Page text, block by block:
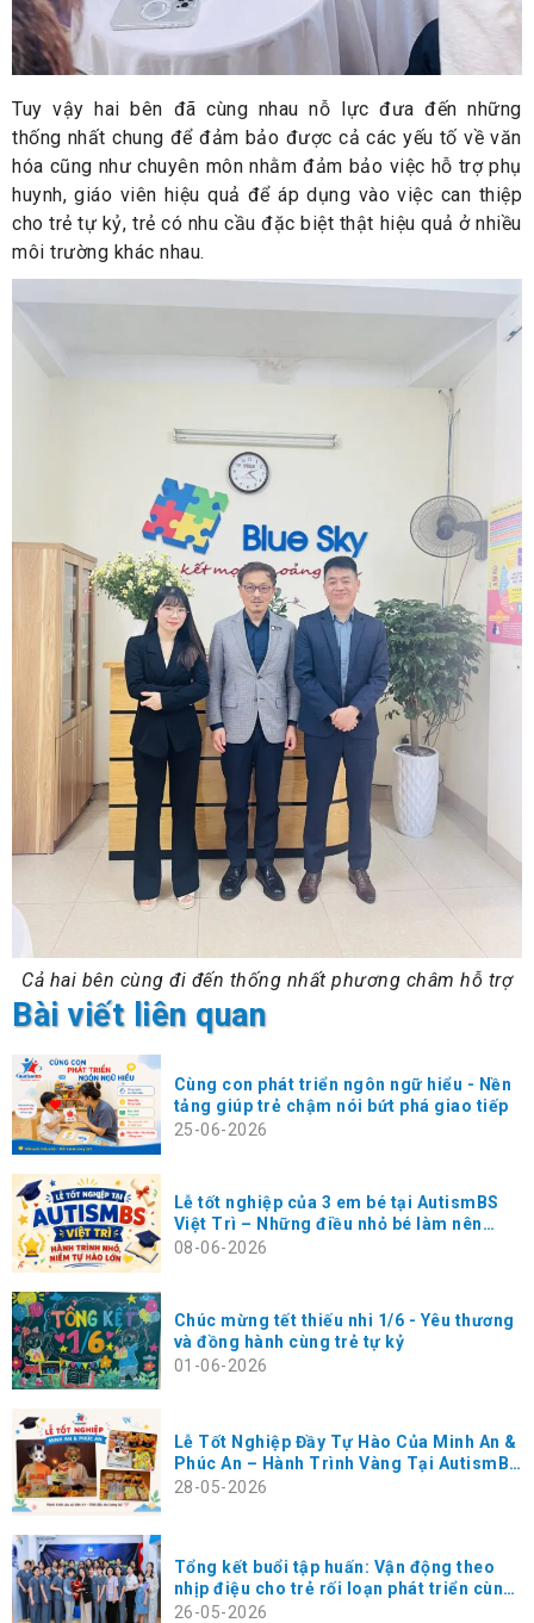
Tuy vậy hai bên đã cùng nhau nỗ lực đưa đến những
thống nhất chung để đảm bảo được cả các yếu tố về văn
hóa cũng như chuyên môn nhằm đảm bảo việc hỗ trợ phụ
huynh, giáo viên hiệu quả để áp dụng vào việc can thiệp
cho trẻ tự kỷ, trẻ có nhu cầu đặc biệt thật hiệu quả ở nhiều
môi trường khác nhau.
Cả hai bên cùng đi đến thống nhất phương châm hỗ trợ
Bài viết liên quan
Cùng con phát triển ngôn ngữ hiểu - Nền
tảng giúp trẻ chậm nói bứt phá giao tiếp
25-06-2026
Lễ tốt nghiệp của 3 em bé tại AutismBS
Việt Trì – Những điều nhỏ bé làm nên
hạnh phúc rất lớn
08-06-2026
Chúc mừng tết thiếu nhi 1/6 - Yêu thương
và đồng hành cùng trẻ tự kỷ
01-06-2026
Lễ Tốt Nghiệp Đầy Tự Hào Của Minh An &
Phúc An – Hành Trình Vàng Tại AutismBS
Thanh Xuân
28-05-2026
Tổng kết buổi tập huấn: Vận động theo
nhịp điệu cho trẻ rối loạn phát triển cùng
chuyên gia Masako Koga tại AutismBS
26-05-2026